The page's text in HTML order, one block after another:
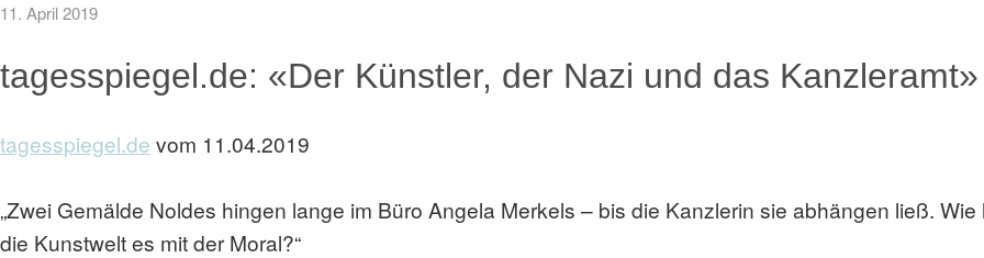
11. April 2019
tagesspiegel.de: «Der Künstler, der Nazi und das Kanzleramt»
tagesspiegel.de vom 11.04.2019
„Zwei Gemälde Noldes hingen lange im Büro Angela Merkels – bis die Kanzlerin sie abhängen ließ. Wie
die Kunstwelt es mit der Moral?“